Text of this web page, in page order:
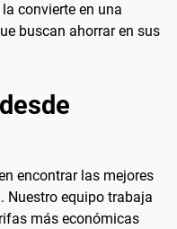
convierte en una
buscan ahorrar en sus
encontrar las mejores
. Nuestro equipo trabaja
más económicas